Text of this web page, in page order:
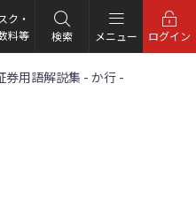
ク・
料等
検索 メニュー ログイン
券用語解説集 - か行 -